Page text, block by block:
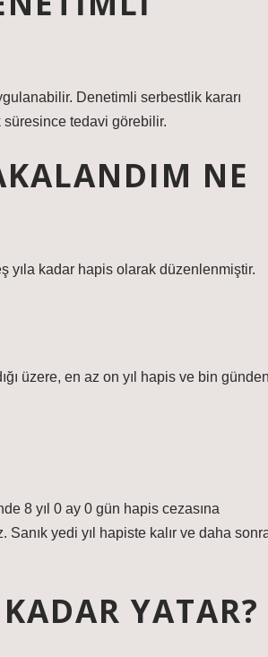
Denetimli serbestlik kararı
tedavi görebilir.
NE
yıla kadar hapis olarak düzenlenmiştir.
üzere, en az on yıl hapis ve bin
8 yıl 0 ay 0 gün hapis cezasına
Sanık yedi yıl hapiste kalır ve daha
YATAR?